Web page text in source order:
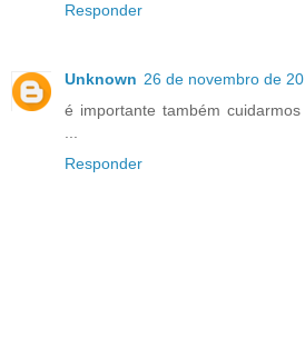
Responder
Unknown 26 de novembro de
é importante também
...
Responder